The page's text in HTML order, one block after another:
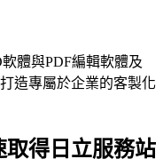
體與PDF編輯軟體及
造專屬於企業的客製化
得日立服務站